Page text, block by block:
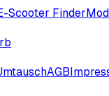
Scooter Finder
AGB